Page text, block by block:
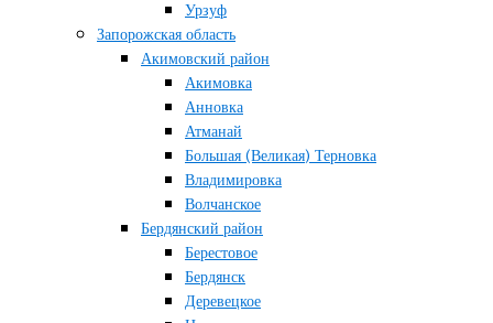
Урзуф
Запорожская область
Акимовский район
Акимовка
Анновка
Атманай
Большая (Великая) Терновка
Владимировка
Волчанское
Бердянский район
Берестовое
Бердянск
Деревецкое